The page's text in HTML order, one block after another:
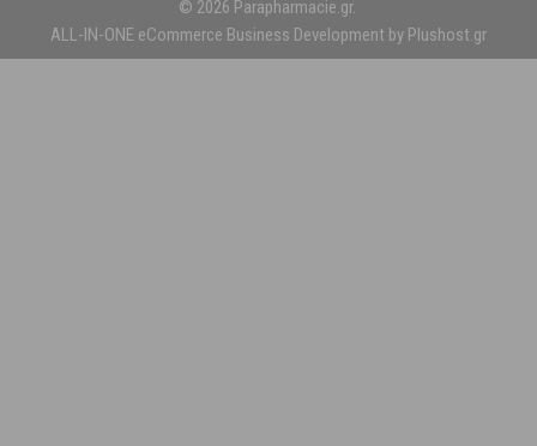
© 2026 Parapharmacie.gr.
ALL-IN-ONE eCommerce Business Development by Plushost.gr